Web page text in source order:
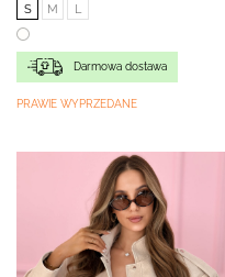
S M L
Darmowa dostawa
PRAWIE WYPRZEDANE